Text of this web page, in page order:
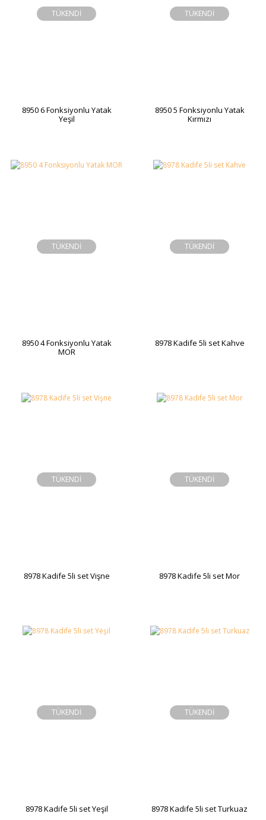
TÜKENDİ
8950 6 Fonksiyonlu Yatak
Yeşil
TÜKENDİ
8950 5 Fonksiyonlu Yatak
Kırmızı
TÜKENDİ
8950 4 Fonksiyonlu Yatak
MOR
TÜKENDİ
8978 Kadife 5li set Kahve
TÜKENDİ
8978 Kadife 5li set Vişne
TÜKENDİ
8978 Kadife 5li set Mor
TÜKENDİ
8978 Kadife 5li set Yeşil
TÜKENDİ
8978 Kadife 5li set Turkuaz